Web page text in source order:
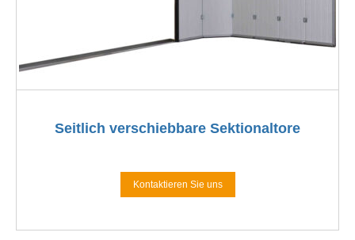
Seitlich verschiebbare Sektionaltore
Kontaktieren Sie uns